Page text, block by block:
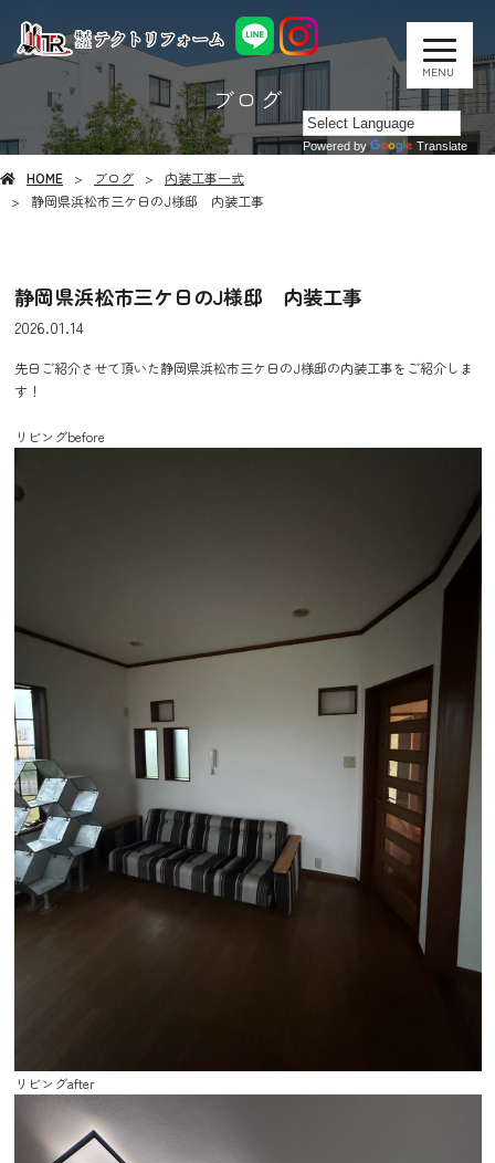
MENU
Powered by Translate
ブログ
HOME ブログ
内装工事一式
静岡県浜松市三ケ日のJ様邸 内装工事
静岡県浜松市三ケ日のJ様邸 内装工事
2026.01.14
先日ご紹介させて頂いた静岡県浜松市三ケ日のJ様邸の内装工事をご紹介しま
す！
リビングbefore
リビングafter